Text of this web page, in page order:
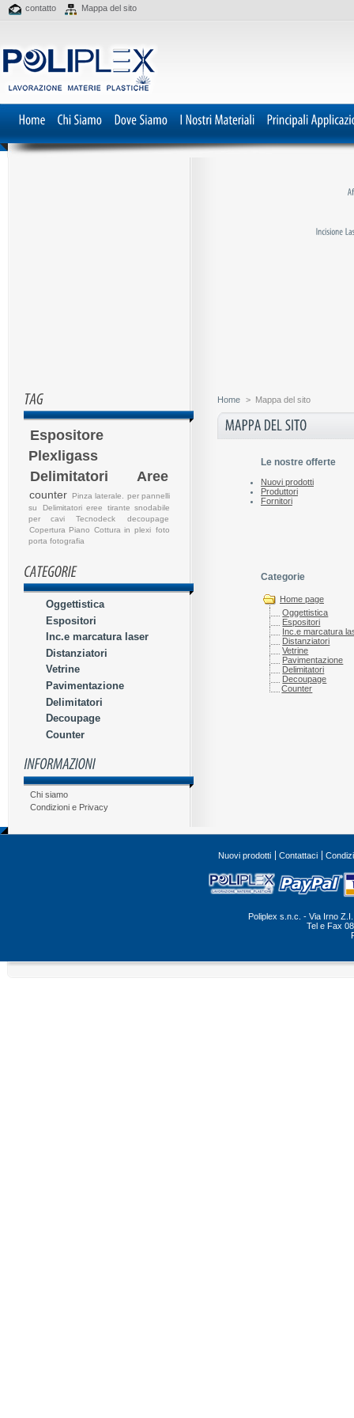
contatto Mappa del sito
Espositore
Plexligass
Delimitatori Aree
counter
Pinza laterale. per pannelli
su
Delimitatori eree
tirante snodabile
per cavi
Tecnodeck
decoupage
Copertura Piano Cottura in plexi foto
porta fotografia
Oggettistica
Espositori
Inc.e marcatura laser
Distanziatori
Vetrine
Pavimentazione
Delimitatori
Decoupage
Counter
Chi siamo
Condizioni e Privacy
Home > Mappa del sito
Le nostre offerte
Nuovi prodotti
Produttori
Fornitori
Categorie
Home page
Oggettistica
Espositori
Inc.e marcatura
Distanziatori
Vetrine
Pavimentazione
Delimitatori
Decoupage
Counter
Nuovi prodotti Contattaci
Poliplex s.n.c. - Via Irno
Tel e Fax